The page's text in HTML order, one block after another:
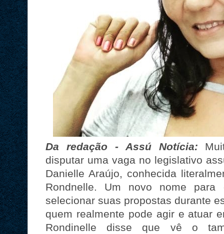
Da redação - Assú Notícia:
disputar uma vaga no legislativo
Danielle Araújo, conhecida
Rondnelle. Um novo nome para
selecionar suas propostas durante
quem realmente pode agir e atuar
Rondinelle disse que vê o